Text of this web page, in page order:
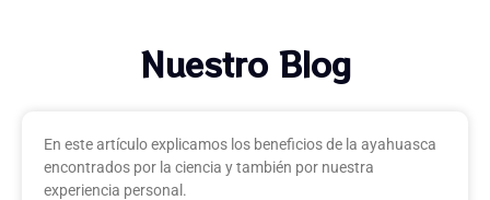
Nuestro Blog
En este artículo explicamos los beneficios de la ayahuasca
encontrados por la ciencia y también por nuestra
experiencia personal.